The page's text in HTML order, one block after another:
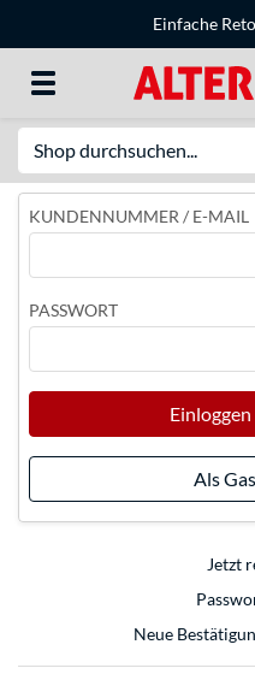
Einfache
KUNDENNUMMER / E-MAIL
PASSWORT
Als
Jetzt
Neue